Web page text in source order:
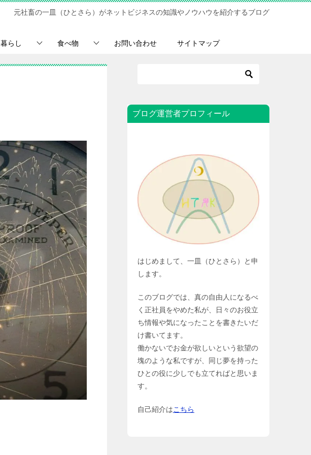
元社畜の一皿（ひとさら）がネットビジネスの知識やノウハウを紹介するブログ
暮らし 食べ物 お問い合わせ サイトマップ
ブログ運営者プロフィール
はじめまして、一皿（ひとさら）と申
します。
このブログでは、真の自由人になるべ
く正社員をやめた私が、日々のお役立
ち情報や気になったことを書きたいだ
け書いてます。
働かないでお金が欲しいという欲望の
塊のような私ですが、同じ夢を持った
ひとの役に少しでも立てればと思いま
す。
自己紹介はこちら